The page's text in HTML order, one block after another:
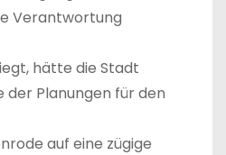
Verantwortung
hätte die Stadt
der Planungen für den
auf eine zügige